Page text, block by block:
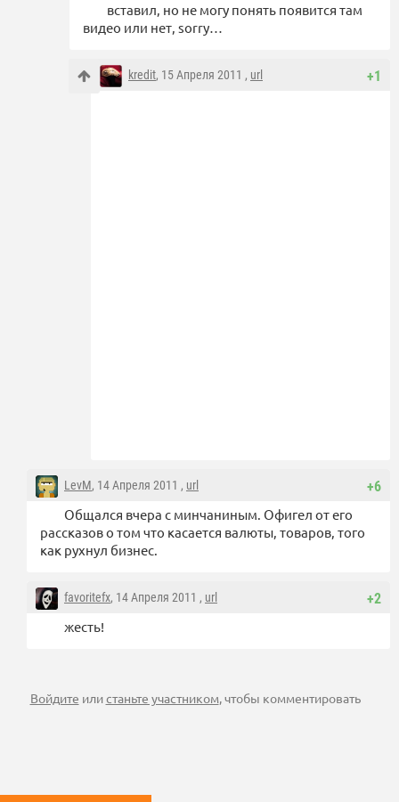
вставил, но не могу понять появится там
видео или нет, sorry…
+1
kredit, 15 Апреля 2011 , url
+6
LevM, 14 Апреля 2011 , url
Общался вчера с минчаниным. Офигел от его
рассказов о том что касается валюты, товаров, того
как рухнул бизнес.
+2
favoritefx, 14 Апреля 2011 , url
жесть!
Войдите илистаньте участником, чтобы комментировать